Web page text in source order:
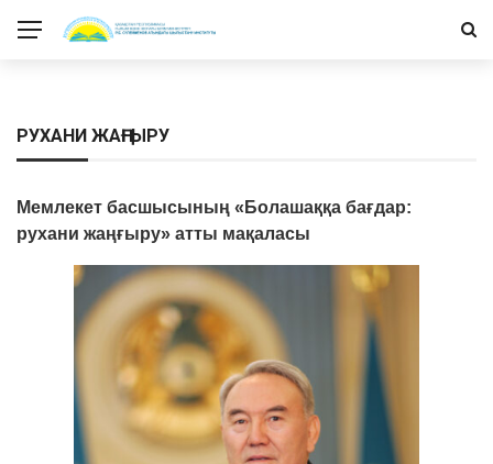
РУХАНИ ЖАҢҒЫРУ
Мемлекет басшысының «Болашаққа бағдар:
рухани жаңғыру» атты мақаласы